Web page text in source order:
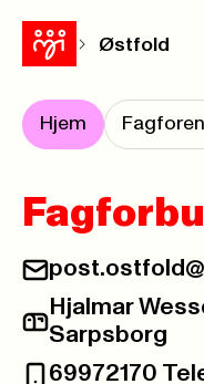
Østfold
Hjem
E-post:
Postadresse:
Hjalmar
Sarpsborg
69972170